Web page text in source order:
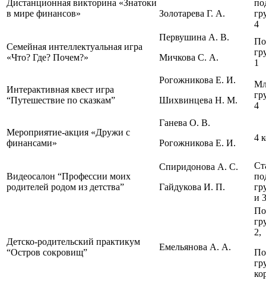
Дистанционная викторина «Знатоки
в мире финансов»
Золотарева Г. А.
4
Семейная интеллектуальная игра
«Что? Где? Почем?»
Первушина А. В.
Мичкова С. А.
1
Интерактивная квест игра
“Путешествие по сказкам”
Рогожникова Е. И.
Шихвинцева Н. М.
4
Мероприятие-акция «Дружи с
финансами»
Ганева О. В.
Рогожникова Е. И.
4
Видеосалон “Профессии моих
родителей родом из детства”
Спиридонова А. С.
Гайдукова И. П.
и 3
Детско-родительский практикум
“Остров сокровищ”
Емельянова А. А.
2,